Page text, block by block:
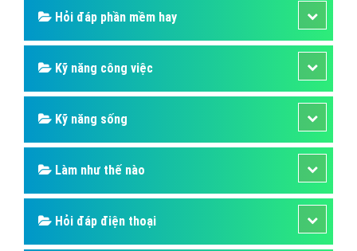
Hỏi đáp phần mềm hay
Kỹ năng công việc
Kỹ năng sống
Làm như thế nào
Hỏi đáp điện thoại